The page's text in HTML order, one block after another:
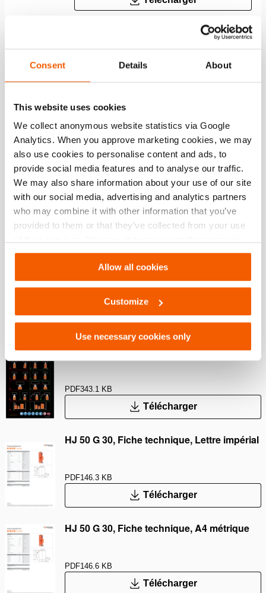
Consent Details About
This website uses cookies
We collect anonymous website statistics via Google
Analytics. When you approve marketing cookies, we may
also use cookies to personalise content and ads, to
provide social media features and to analyse our traffic.
We may also share information about your use of our site
with our social media, advertising and analytics partners
who may combine it with other information that you’ve
provided to them or that they’ve collected from your use
Settings. See ourcookiestatement.
Allow all cookies
Customize
Use necessary cookies only
Caractéristiques
Téléchargements
Safety Guide – Hydraulic hoses & couplers
PDF445.7 KB
Télécharger
User Manual Cylinders
9.3 MB
Télécharger
Safety Guide – Hydraulic cylinders
PDF343.1 KB
Télécharger
HJ 50 G 30, Fiche technique, Lettre impérial
PDF146.3 KB
Télécharger
HJ 50 G 30, Fiche technique, A4 métrique
PDF146.6 KB
Télécharger